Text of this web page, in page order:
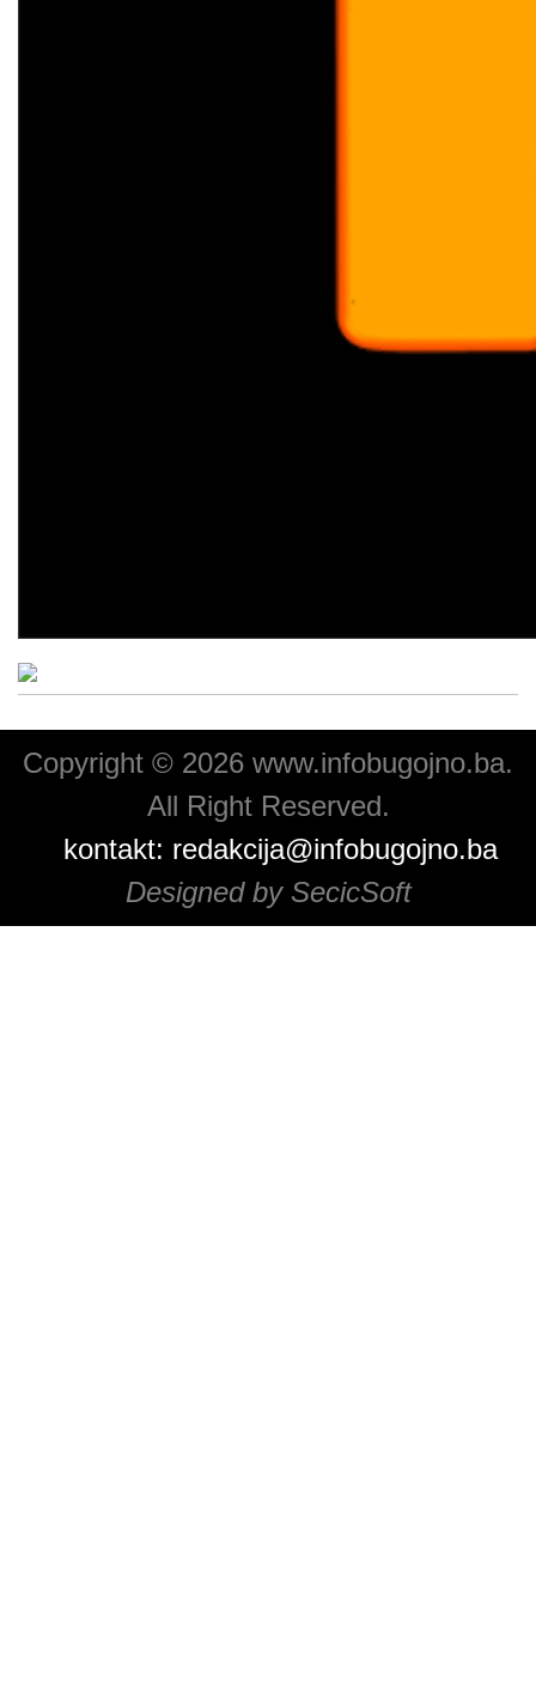
Copyright © 2026 www.infobugojno.ba.
All Right Reserved.
kontakt: redakcija@infobugojno.ba
Designed by SecicSoft